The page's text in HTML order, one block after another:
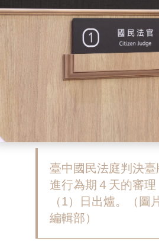
臺中國民法庭判決臺
進行為期４天的審
（1）日出爐。（圖
編輯部）